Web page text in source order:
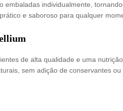
embaladas individualmente,
e saboroso para qualquer
de alta qualidade e uma
sem adição de conservantes